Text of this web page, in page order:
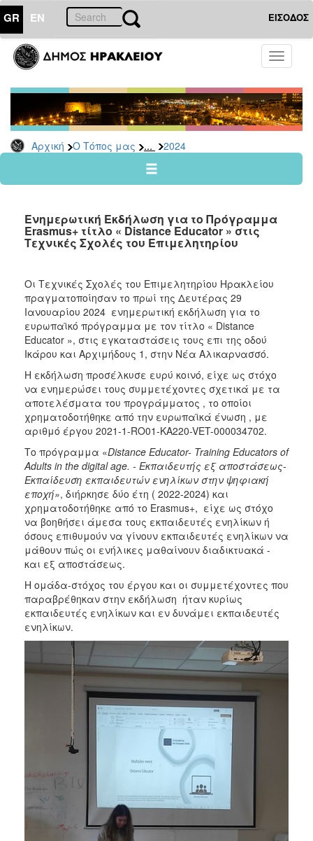
GR EN ΕΙΣΟΔΟΣ
Toggle
Αρχική Ο Τόπος μας ... 2024
ΤΟΠΟΣ
ΜΑΣ
Ανακοινώσεις
Αρχείο
2026
2024
2022
2021
2019
2018
2017
2016
2015
2012
2011
ΔΗΜΟΣ
ΠΟΛΙΤΙΣΜΟΣ
ΑΝΘΕΚΤΙΚΗ
ΠΟΛΗ
Ενημερωτική Εκδήλωση για το Πρόγραμμα
Erasmus+ τίτλο « Distance Educator » στις
Τεχνικές Σχολές του Επιμελητηρίου
Οι Τεχνικές Σχολές του Επιμελητηρίου Ηρακλείου
πραγματοποίησαν το πρωί της Δευτέρας 29
Ιανουαρίου 2024 ενημερωτική εκδήλωση για το
ευρωπαϊκό πρόγραμμα με τον τίτλο « Distance
Educator », στις εγκαταστάσεις τους επι της οδού
Ικάρου και Αρχιμήδους 1, στην Νέα Αλικαρνασσό.
Η εκδήλωση προσέλκυσε ευρύ κοινό, είχε ως στόχο
να ενημερώσει τους συμμετέχοντες σχετικά με τα
αποτελέσματα του προγράμματος , το οποίοι
χρηματοδοτήθηκε από την ευρωπαϊκά ένωση , με
αριθμό έργου 2021-1-RO01-KA220-VET-000034702.
Το πρόγραμμα «Distance Educator- Training Educators of
Adults in the digital age. - Εκπαιδευτής εξ αποστάσεως-
Εκπαίδευση εκπαιδευτών ενηλίκων στην ψηφιακή
εποχή», διήρκησε δύο έτη ( 2022-2024) και
χρηματοδοτήθηκε από το Erasmus+, είχε ως στόχο
να βοηθήσει άμεσα τους εκπαιδευτές ενηλίκων ή
όσους επιθυμούν να γίνουν εκπαιδευτές ενηλίκων να
μάθουν πώς οι ενήλικες μαθαίνουν διαδικτυακά -
και εξ αποστάσεως.
Η ομάδα-στόχος του έργου και οι συμμετέχοντες που
παραβρέθηκαν στην εκδήλωση ήταν κυρίως
εκπαιδευτές ενηλίκων και εν δυνάμει εκπαιδευτές
ενηλίκων.